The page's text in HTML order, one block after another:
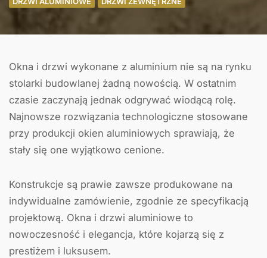
Okna i drzwi wykonane z aluminium nie są na rynku
stolarki budowlanej żadną nowością. W ostatnim
czasie zaczynają jednak odgrywać wiodącą rolę.
Najnowsze rozwiązania technologiczne stosowane
przy produkcji okien aluminiowych sprawiają, że
stały się one wyjątkowo cenione.
Konstrukcje są prawie zawsze produkowane na
indywidualne zamówienie, zgodnie ze specyfikacją
projektową. Okna i drzwi aluminiowe to
nowoczesność i elegancja, które kojarzą się z
prestiżem i luksusem.